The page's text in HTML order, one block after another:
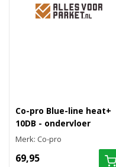
Co-pro Blue-line heat+
10DB - ondervloer
Merk: Co-pro
69,95